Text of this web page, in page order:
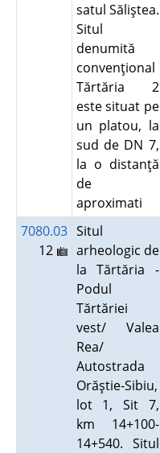
satul Săliştea.
Situl
denumită
convenţional
Tărtăria 2
este situat pe
un platou, la
sud de DN 7,
la o distanţă
de
aproximati
7080.03
12
Situl
arheologic de
la Tărtăria -
Podul
Tărtăriei
vest/ Valea
Rea/
Autostrada
Orăştie-Sibiu,
lot 1, Sit 7,
km 14+100-
14+540. Situl